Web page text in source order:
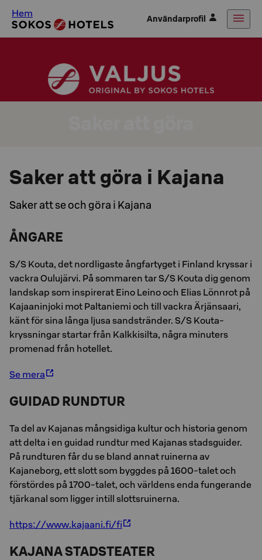
Hem Användarprofil
Saker att göra i Kajana
Saker att se och göra i Kajana
ÅNGARE
S/S Kouta, det nordligaste ångfartyget i Finland kryssar i
vackra Oulujärvi. På sommaren tar S/S Kouta dig genom
landskap som inspirerat Eino Leino och Elias Lönnrot på
Kajaaninjoki mot Paltaniemi och till vackra Ärjänsaari,
känt för sina långa ljusa sandstränder. S/S Kouta-
kryssningar startar från Kalkkisilta, några minuters
promenad från hotellet.
Se mera
GUIDAD RUNDTUR
Ta del av Kajanas mångsidiga kultur och historia genom
att delta i en guidad rundtur med Kajanas stadsguider.
På rundturen får du se bland annat ruinerna av
Kajaneborg, ett slott som byggdes på 1600-talet och
förstördes på 1700-talet, och världens enda fungerande
tjärkanal som ligger intill slottsruinerna.
https://www.kajaani.fi/fi
KAJANA STADSTEATER